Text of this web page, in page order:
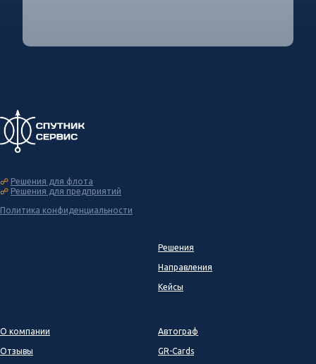
☍ Решения для флота
☍ Решения для предприятий
Политика конфиденциальности
Решения
Направления
Кейсы
О компании
Отзывы
Автограф
GR-Cards